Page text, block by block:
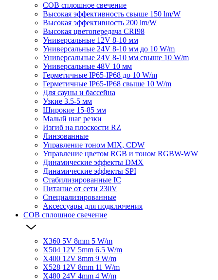
COB сплошное свечение
Высокая эффективность свыше 150 lm/W
Высокая эффективность 200 lm/W
Высокая цветопередача CRI98
Универсальные 12V 8-10 мм
Универсальные 24V 8-10 мм до 10 W/m
Универсальные 24V 8-10 мм свыше 10 W/m
Универсальные 48V 10 мм
Герметичные IP65-IP68 до 10 W/m
Герметичные IP65-IP68 свыше 10 W/m
Для сауны и бассейна
Узкие 3.5-5 мм
Широкие 15-85 мм
Малый шаг резки
Изгиб на плоскости RZ
Линзованные
Управление тоном MIX, CDW
Управление цветом RGB и тоном RGBW-WW
Динамические эффекты DMX
Динамические эффекты SPI
Стабилизированные IC
Питание от сети 230V
Специализированные
Аксессуары для подключения
COB сплошное свечение
X360 5V 8mm 5 W/m
X504 12V 5mm 6.5 W/m
X400 12V 8mm 9 W/m
X528 12V 8mm 11 W/m
X480 24V 4mm 4 W/m